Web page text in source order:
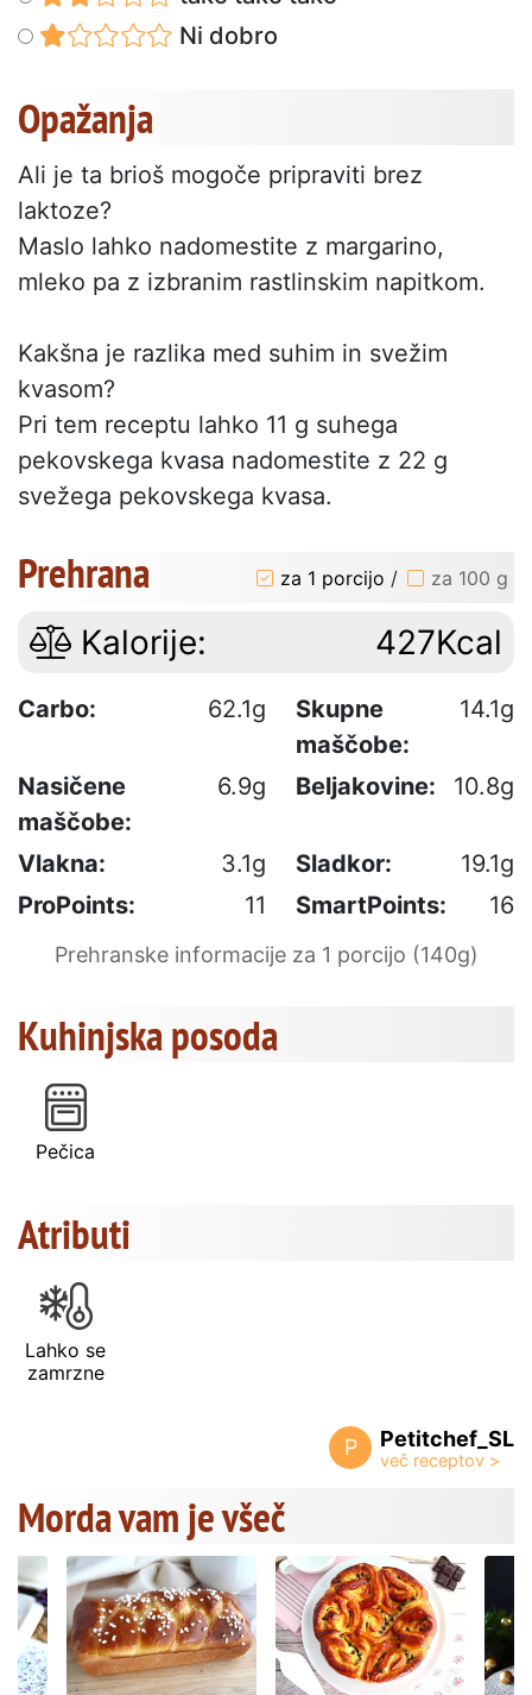
Ni dobro
Opažanja
Ali je ta brioš mogoče pripraviti brez
laktoze?
Maslo lahko nadomestite z margarino,
mleko pa z izbranim rastlinskim napitkom.
Kakšna je razlika med suhim in svežim
kvasom?
Pri tem receptu lahko 11 g suhega
pekovskega kvasa nadomestite z 22 g
svežega pekovskega kvasa.
Prehrana za 1 porcijo / za 100 g
Kalorije: 427Kcal
Carbo: 62.1g
Skupne
maščobe:
14.1g
Nasičene
maščobe:
6.9g Beljakovine: 10.8g
Vlakna: 3.1g Sladkor:
19.1g
ProPoints:
11 SmartPoints: 16
Prehranske informacije za 1 porcijo (140g)
Kuhinjska posoda
Pečica
Atributi
Lahko se
zamrzne
P Petitchef_SL
Morda vam je všeč